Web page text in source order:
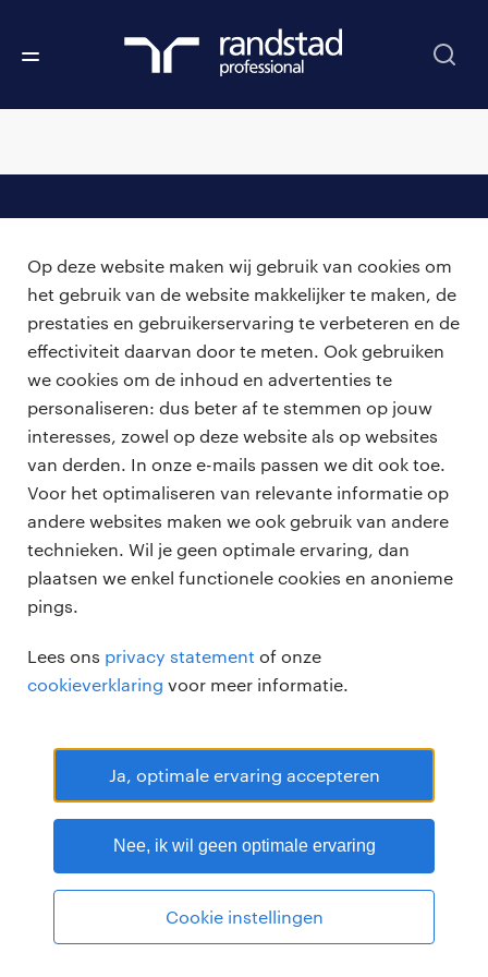
Op deze website maken wij gebruik van cookies om
het gebruik van de website makkelijker te maken, de
prestaties en gebruikerservaring te verbeteren en de
effectiviteit daarvan door te meten. Ook gebruiken
we cookies om de inhoud en advertenties te
personaliseren: dus beter af te stemmen op jouw
interesses, zowel op deze website als op websites
van derden. In onze e-mails passen we dit ook toe.
Voor het optimaliseren van relevante informatie op
andere websites maken we ook gebruik van andere
technieken. Wil je geen optimale ervaring, dan
plaatsen we enkel functionele cookies en anonieme
pings.
Lees ons privacy statement of onze
cookieverklaring voor meer informatie.
Ja, optimale ervaring accepteren
Nee, ik wil geen optimale ervaring
Cookie instellingen
vacatures
zzp-opdrachten
careers for expats
voor opdrachtgevers
algemene voorwaarden
over ons
bmc
onze kantoren
Randstad Professional Google score 4.15 -
RANDSTAD PROFESSIONAL is een geregistreerd handelsmerk van
Randstad N.V.